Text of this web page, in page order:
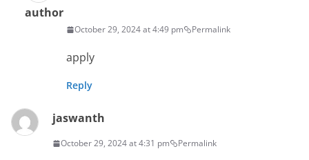
author
October 29, 2024 at 4:49 pm Permalink
apply
Reply
jaswanth
October 29, 2024 at 4:31 pm Permalink